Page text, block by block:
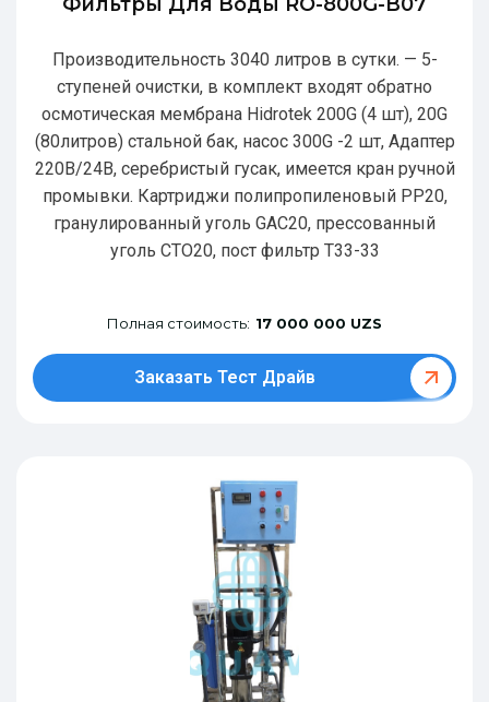
Производительность 3040 литров в сутки. — 5-
ступеней очистки, в комплект входят обратно
осмотическая мембрана Hidrotek 200G (4 шт), 20G
(80литров) стальной бак, насос 300G -2 шт, Адаптер
220В/24В, серебристый гусак, имеется кран ручной
промывки. Картриджи полипропиленовый РР20,
гранулированный уголь GAC20, прессованный
уголь CTO20, пост фильтр T33-33
Полная стоимость: 17 000 000 UZS
Заказать Тест Драйв